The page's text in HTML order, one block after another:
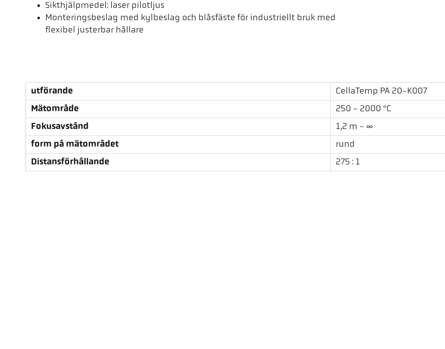
Sikthjälpmedel: laser pilotljus
Monteringsbeslag med kylbeslag och blåsfäste för industriellt bruk med
flexibel justerbar hållare
utförande
CellaTemp PA 20-K007
Mätområde
250 - 2000 °C
Fokusavstånd
1,2 m - ∞
form på mätområdet
rund
Distansförhållande
275 : 1